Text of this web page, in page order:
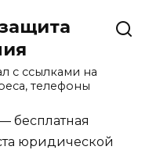
с ссылками на
телефоны
бесплатная
юридической